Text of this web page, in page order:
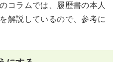
のコラムでは、履歴書の本人
解説しているので、参考に